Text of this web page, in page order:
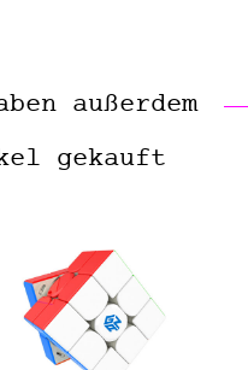
außerdem
gekauft